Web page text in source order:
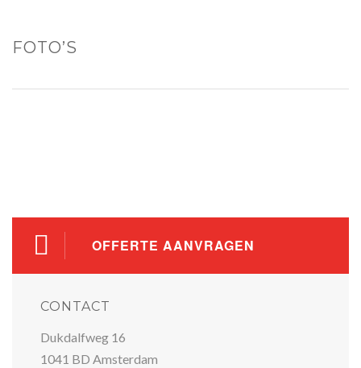
FOTO’S
OFFERTE AANVRAGEN
CONTACT
Dukdalfweg 16
1041 BD Amsterdam